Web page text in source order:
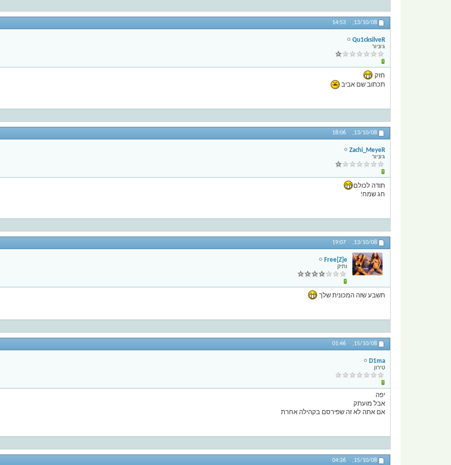
13/10/08,
14:53
Qu1cksilveR
ג'וניור
חזק
תכתוב שם אביב
13/10/08,
18:06
Zachi_MeyeR
ג'וניור
תודה לכולם
חג שמח!
13/10/08,
19:07
Free[Z]e
ותיק
תשבע שזה המכונית שלך
15/10/08,
01:46
D1ma
טירון
יפה
אבל מועתק
אם אתה לא זה שפירסם בקהילה אחרת
15/10/08,
04:26